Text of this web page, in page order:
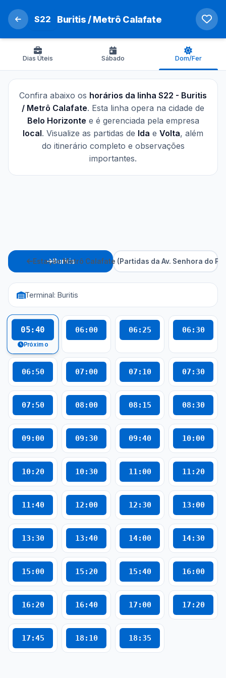
S22 Buritis / Metrô Calafate
Dias Úteis Sábado Dom/Fer
Confira abaixo os horários da linha S22 - Buritis
/ Metrô Calafate. Esta linha opera na cidade de
Belo Horizonte e é gerenciada pela empresa
local. Visualize as partidas de Ida e Volta, além
do itinerário completo e observações
importantes.
Buritis
Estação Metrô Calafate (Partidas da Av. Senhora do
Terminal: Buritis
05:40
Próximo
06:00 06:25 06:30
06:50 07:00 07:10 07:30
07:50 08:00 08:15 08:30
09:00 09:30 09:40 10:00
10:20 10:30 11:00 11:20
11:40 12:00 12:30 13:00
13:30 13:40 14:00 14:30
15:00 15:20 15:40 16:00
16:20 16:40 17:00 17:20
17:45 18:10 18:35